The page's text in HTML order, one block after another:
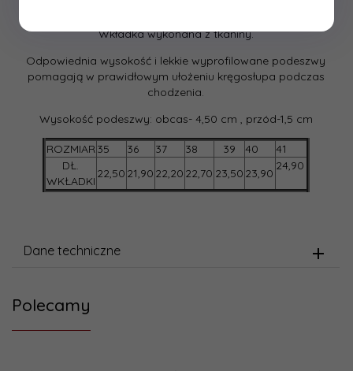
Wkładka wykonana z tkaniny.
Odpowiednia wysokość i lekkie wyprofilowane podeszwy
pomagają w prawidłowym ułożeniu kręgosłupa podczas
chodzenia.
Wysokość podeszwy: obcas- 4,50 cm , przód-1,5 cm
ROZMIAR35 36 37 38 39 40
41
DŁ.
WKŁADKI
22,50 21,90 22,20 22,70 23,50 23,90
24,90
Dane techniczne
Polecamy